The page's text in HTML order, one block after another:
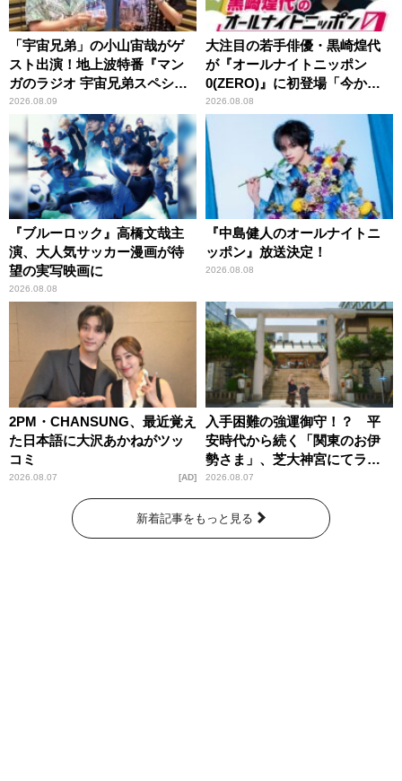
「宇宙兄弟」の小山宙哉がゲ
スト出演！地上波特番『マン
ガのラジオ 宇宙兄弟スペシャ
ル 』
2026.08.09
大注目の若手俳優・黒崎煌代
が『オールナイトニッポン
0(ZERO)』に初登場「今から
とてもワクワクしておりま
す！」
2026.08.08
『ブルーロック』高橋文哉主
演、大人気サッカー漫画が待
望の実写映画に
2026.08.08
『中島健人のオールナイトニ
ッポン』放送決定！
2026.08.08
2PM・CHANSUNG、最近覚え
た日本語に大沢あかねがツッ
コミ
2026.08.07 AD
入手困難の強運御守！？ 平
安時代から続く「関東のお伊
勢さま」、芝大神宮にてラン
パンプスが合格祈願！
2026.08.07
新着記事をもっと見る